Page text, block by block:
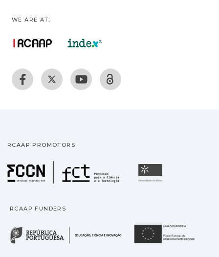
WE ARE AT:
RCAAP PROMOTORS
Fundação para a
RCAAP FUNDERS
República Portuguesa